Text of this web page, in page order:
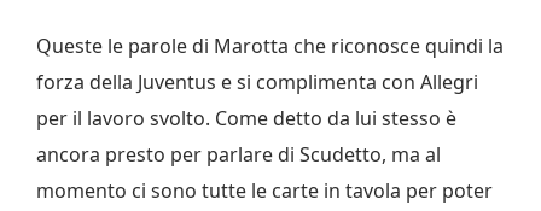
Queste le parole di Marotta che riconosce quindi la
forza della Juventus e si complimenta con Allegri
per il lavoro svolto. Come detto da lui stesso è
ancora presto per parlare di Scudetto, ma al
momento ci sono tutte le carte in tavola per poter